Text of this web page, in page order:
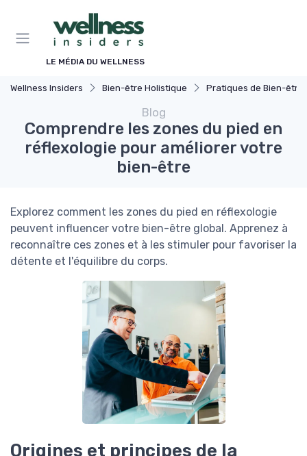
LE MÉDIA DU WELLNESS
Wellness Insiders Bien-être Holistique Pratiques de Bien-être
Blog
Comprendre les zones du pied en
réflexologie pour améliorer votre
bien-être
Explorez comment les zones du pied en réflexologie
peuvent influencer votre bien-être global. Apprenez à
reconnaître ces zones et à les stimuler pour favoriser la
détente et l'équilibre du corps.
Origines et principes de la